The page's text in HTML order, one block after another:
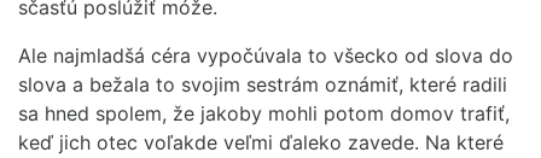
sčasťú poslúžiť móže.
Ale najmladšá céra vypočúvala to všecko od slova do
slova a bežala to svojim sestrám oznámiť, které radili
sa hned spolem, že jakoby mohli potom domov trafiť,
keď jich otec voľakde veľmi ďaleko zavede. Na které